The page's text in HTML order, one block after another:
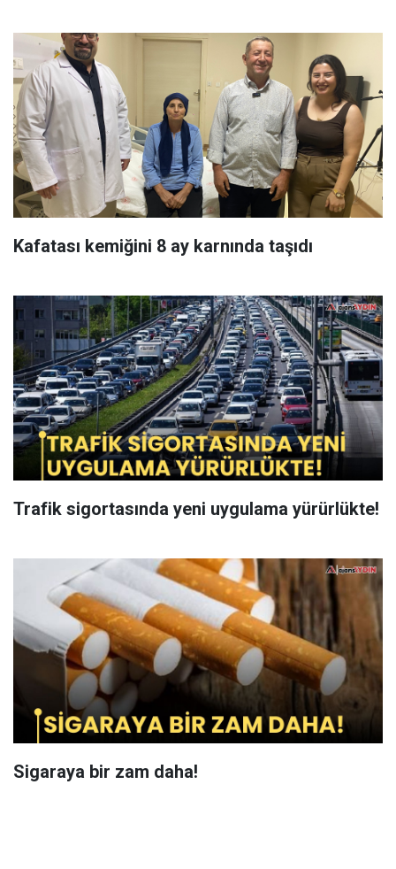
Kafatası kemiğini 8 ay karnında taşıdı
Trafik sigortasında yeni uygulama yürürlükte!
Sigaraya bir zam daha!